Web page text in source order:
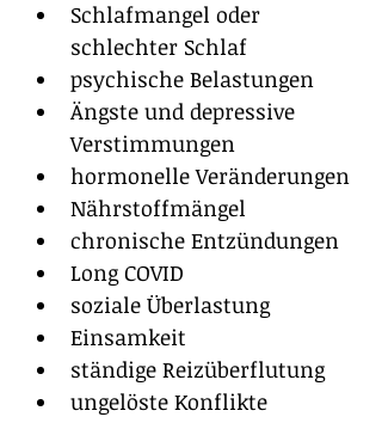
Schlafmangel oder
schlechter Schlaf
psychische Belastungen
Ängste und depressive
Verstimmungen
hormonelle Veränderungen
Nährstoffmängel
chronische Entzündungen
Long COVID
soziale Überlastung
Einsamkeit
ständige Reizüberflutung
ungelöste Konflikte